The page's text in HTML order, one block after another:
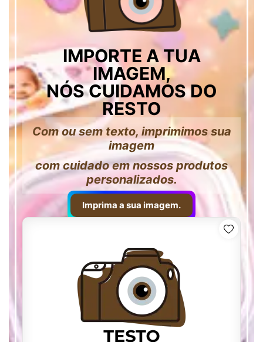
IMPORTE A TUA
IMAGEM,
NÓS CUIDAMOS DO
RESTO
Com ou sem texto, imprimimos sua
imagem
com cuidado em nossos produtos
personalizados.
Imprima a sua imagem.